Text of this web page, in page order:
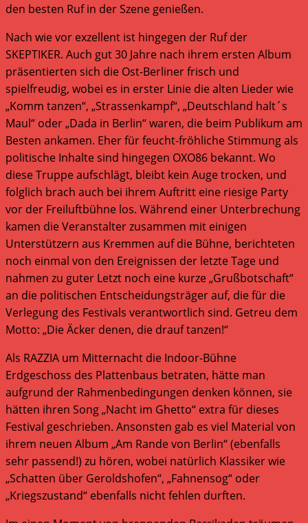
den besten Ruf in der Szene genießen.
Nach wie vor exzellent ist hingegen der Ruf der
SKEPTIKER. Auch gut 30 Jahre nach ihrem ersten Album
präsentierten sich die Ost-Berliner frisch und
spielfreudig, wobei es in erster Linie die alten Lieder wie
„Komm tanzen“, „Strassenkampf“, „Deutschland halt´s
Maul“ oder „Dada in Berlin“ waren, die beim Publikum am
Besten ankamen. Eher für feucht-fröhliche Stimmung als
politische Inhalte sind hingegen OXO86 bekannt. Wo
diese Truppe aufschlägt, bleibt kein Auge trocken, und
folglich brach auch bei ihrem Auftritt eine riesige Party
vor der Freiluftbühne los. Während einer Unterbrechung
kamen die Veranstalter zusammen mit einigen
Unterstützern aus Kremmen auf die Bühne, berichteten
noch einmal von den Ereignissen der letzte Tage und
nahmen zu guter Letzt noch eine kurze „Grußbotschaft“
an die politischen Entscheidungsträger auf, die für die
Verlegung des Festivals verantwortlich sind. Getreu dem
Motto: „Die Äcker denen, die drauf tanzen!“
Als RAZZIA um Mitternacht die Indoor-Bühne
Erdgeschoss des Plattenbaus betraten, hätte man
aufgrund der Rahmenbedingungen denken können, sie
hätten ihren Song „Nacht im Ghetto“ extra für dieses
Festival geschrieben. Ansonsten gab es viel Material von
ihrem neuen Album „Am Rande von Berlin“ (ebenfalls
sehr passend!) zu hören, wobei natürlich Klassiker wie
„Schatten über Geroldshofen“, „Fahnensog“ oder
„Kriegszustand“ ebenfalls nicht fehlen durften.